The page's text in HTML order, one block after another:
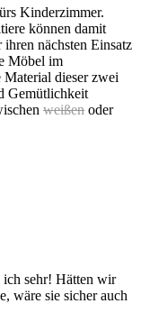
Kinderzimmer.
können damit
nächsten Einsatz
Möbel im
dieser zwei
Gemütlichkeit
weißen oder
ich sehr! Hätten wir
wäre sie sicher auch